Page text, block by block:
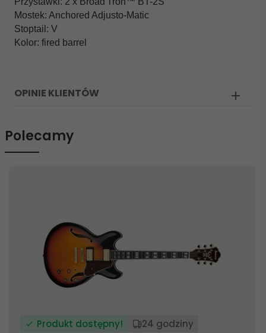
Mostek: Anchored Adjusto-Matic
Stoptail: V
Kolor: fired barrel
OPINIE KLIENTÓW
Polecamy
Produkt dostępny! 24 godziny